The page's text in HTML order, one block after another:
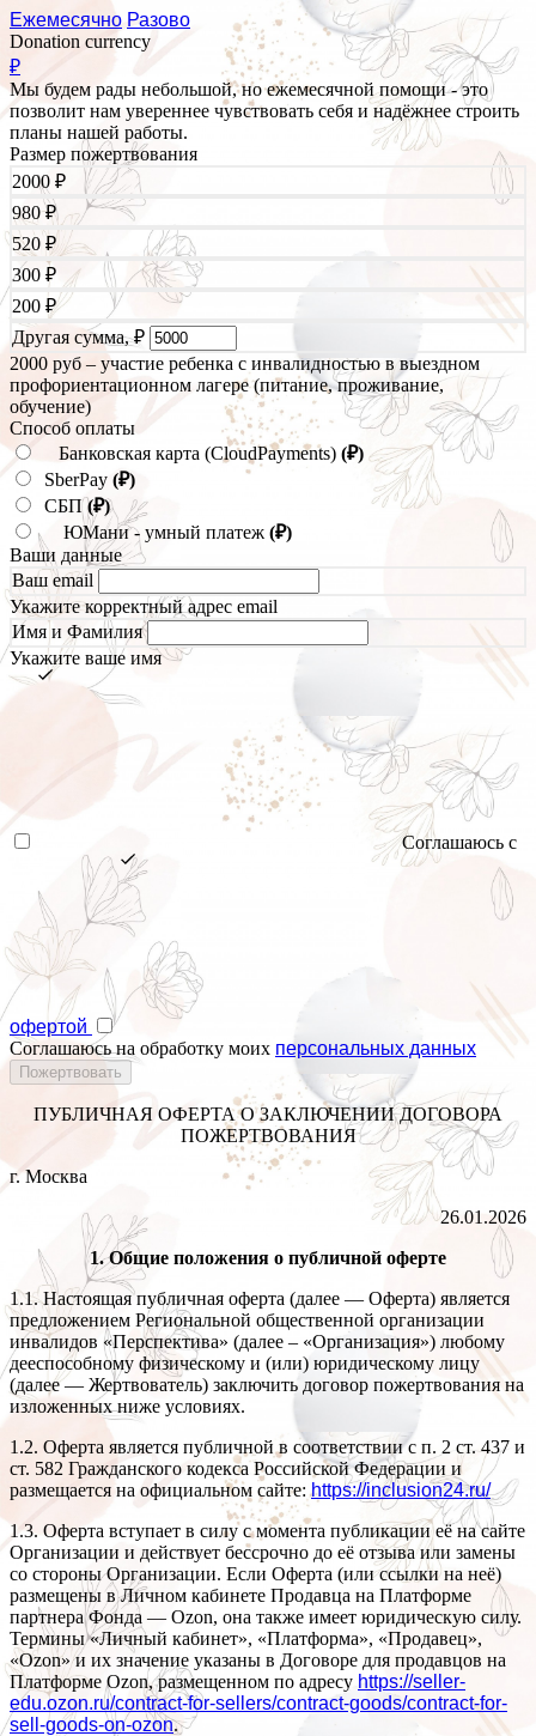
Ежемесячно Разово
Donation currency
₽
Мы будем рады небольшой, но ежемесячной помощи - это
позволит нам увереннее чувствовать себя и надёжнее строить
планы нашей работы.
Размер пожертвования
2000 ₽
980 ₽
520 ₽
300 ₽
200 ₽
Другая сумма,₽
2000 руб – участие ребенка с инвалидностью в выездном
профориентационном лагере (питание, проживание,
обучение)
Способ оплаты
Банковская карта (CloudPayments) (₽)
SberPay (₽)
СБП(₽)
ЮМани - умный платеж (₽)
Ваши данные
Ваш email
Укажите корректный адрес email
Имя и Фамилия
Укажите ваше имя
Соглашаюсь с
офертой
Соглашаюсь на обработку моих персональных данных
ПУБЛИЧНАЯ ОФЕРТА О ЗАКЛЮЧЕНИИ ДОГОВОРА
ПОЖЕРТВОВАНИЯ
г. Москва
26.01.2026
1. Общие положения о публичной оферте
1.1. Настоящая публичная оферта (далее — Оферта) является
предложением Региональной общественной организации
инвалидов «Перспектива» (далее – «Организация») любому
дееспособному физическому и (или) юридическому лицу
(далее — Жертвователь) заключить договор пожертвования на
изложенных ниже условиях.
1.2. Оферта является публичной в соответствии с п. 2 ст. 437 и
ст. 582 Гражданского кодекса Российской Федерации и
размещается на официальном сайте:https://inclusion24.ru/
1.3. Оферта вступает в силу с момента публикации её на сайте
Организации и действует бессрочно до её отзыва или замены
со стороны Организации. Если Оферта (или ссылки на неё)
размещены в Личном кабинете Продавца на Платформе
партнера Фонда — Ozon, она также имеет юридическую силу.
Термины «Личный кабинет», «Платформа», «Продавец»,
«Ozon» и их значение указаны в Договоре для продавцов на
Платформе Ozon, размещенном по адресу https://seller-
edu.ozon.ru/contract-for-sellers/contract-goods/contract-for-
sell-goods-on-ozon.